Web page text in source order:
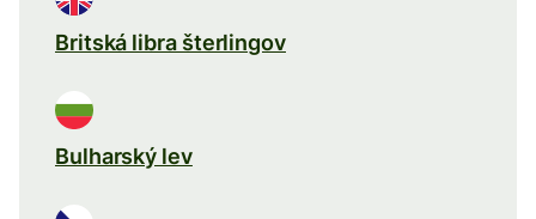
Britská libra šterlingov
Bulharský lev